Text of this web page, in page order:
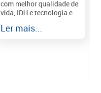
com melhor qualidade de
vida, IDH e tecnologia e...
Ler mais...